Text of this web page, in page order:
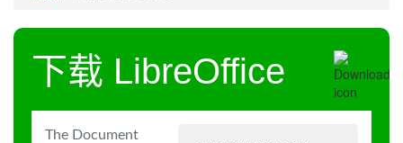
下载 LibreOffice
The Document